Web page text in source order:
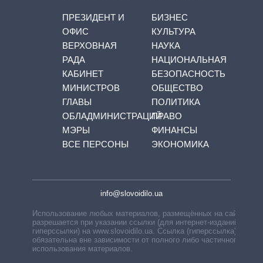
ПРЕЗИДЕНТ И
ОФИС
ВЕРХОВНАЯ
РАДА
КАБИНЕТ
МИНИСТРОВ
ГЛАВЫ
ОБЛАДМИНИСТРАЦИЙ
МЭРЫ
ВСЕ ПЕРСОНЫ
БИЗНЕС
КУЛЬТУРА
НАУКА
НАЦИОНАЛЬНАЯ
БЕЗОПАСНОСТЬ
ОБЩЕСТВО
ПОЛИТИКА
ПРАВО
ФИНАНСЫ
ЭКОНОМИКА
info@slovoidilo.ua
Использование любых материалов, размещённых на сайте,
разрешается при указании ссылки (для интернет-изданий —
гиперссылки) на www.slovoidilo.ua. Ссылка (гиперссылка)
обязательна вне зависимости от полного либо частичного
использования материалов.